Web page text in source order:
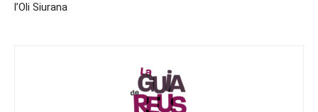
l’Oli Siurana